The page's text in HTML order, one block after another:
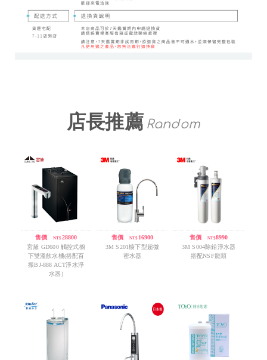
店長推薦 Random
售價 /NT$28800
宮黛 GD600 觸控式櫥
下雙溫飲水機(搭配百
振BJ-888 ACT淨水淨
水器)
售價 /NT$ 16900
3M S201櫥下型超微
密水器
售價/ NT$8990
3M S004除鉛淨水器
搭配NSF龍頭